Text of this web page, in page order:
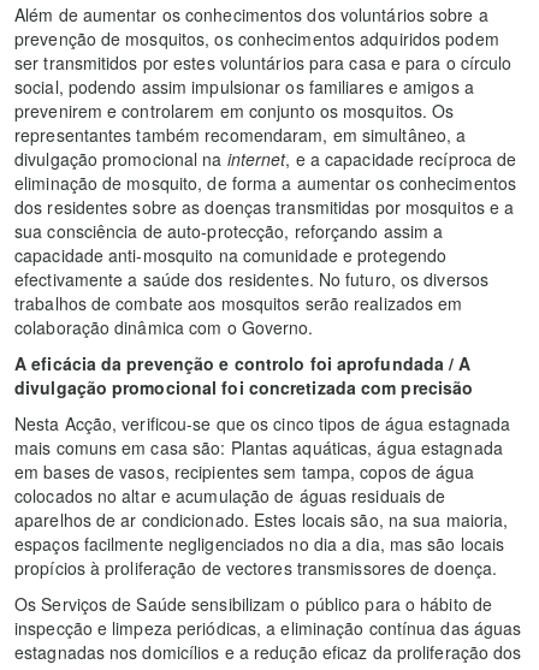
Além de aumentar os conhecimentos dos voluntários sobre a
prevenção de mosquitos, os conhecimentos adquiridos podem
ser transmitidos por estes voluntários para casa e para o círculo
social, podendo assim impulsionar os familiares e amigos a
prevenirem e controlarem em conjunto os mosquitos. Os
representantes também recomendaram, em simultâneo, a
divulgação promocional na internet, e a capacidade recíproca de
eliminação de mosquito, de forma a aumentar os conhecimentos
dos residentes sobre as doenças transmitidas por mosquitos e a
sua consciência de auto-protecção, reforçando assim a
capacidade anti-mosquito na comunidade e protegendo
efectivamente a saúde dos residentes. No futuro, os diversos
trabalhos de combate aos mosquitos serão realizados em
colaboração dinâmica com o Governo.
A eficácia da prevenção e controlo foi aprofundada / A
divulgação promocional foi concretizada com precisão
Nesta Acção, verificou-se que os cinco tipos de água estagnada
mais comuns em casa são: Plantas aquáticas, água estagnada
em bases de vasos, recipientes sem tampa, copos de água
colocados no altar e acumulação de águas residuais de
aparelhos de ar condicionado. Estes locais são, na sua maioria,
espaços facilmente negligenciados no dia a dia, mas são locais
propícios à proliferação de vectores transmissores de doença.
Os Serviços de Saúde sensibilizam o público para o hábito de
inspecção e limpeza periódicas, a eliminação contínua das águas
estagnadas nos domicílios e a redução eficaz da proliferação dos